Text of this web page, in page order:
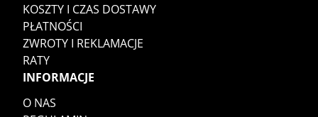
KOSZTY I CZAS DOSTAWY
PŁATNOŚCI
ZWROTY I REKLAMACJE
RATY
INFORMACJE
O NAS